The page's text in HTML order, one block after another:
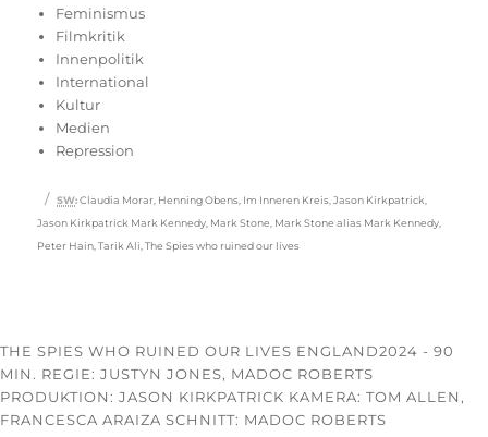
amFeminismus
Filmkritik
Innenpolitik
International
Kultur
Medien
Repression
Schlagwörter
SW: Claudia Morar Henning Obens Im Inneren Kreis ,Jason Kirkpatrick
Jason Kirkpatrick Mark Kennedy Mark Stone Mark Stone alias Mark Kennedy
Peter Hain ,Tarik Ali ,The Spies who ruined our lives
THE SPIES WHO RUINED OUR LIVES ENGLAND2024 - 90
MIN. REGIE: JUSTYN JONES, MADOC ROBERTS
PRODUKTION: JASON KIRKPATRICK KAMERA: TOM ALLEN,
FRANCESCA ARAIZA SCHNITT: MADOC ROBERTS